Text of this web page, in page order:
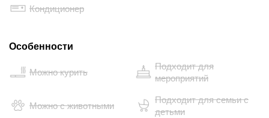
Кондиционер
Особенности
Можно курить
Подходит для
мероприятий
Можно с животными
Подходит для семьи с
детьми